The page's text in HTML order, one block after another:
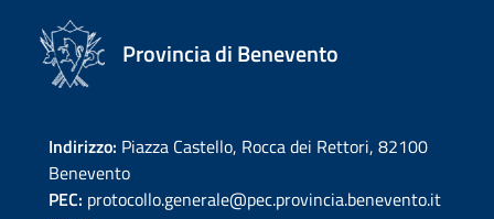
Provincia di Benevento
Indirizzo: Piazza Castello, Rocca dei Rettori, 82100
Benevento
PEC: protocollo.generale@pec.provincia.benevento.it